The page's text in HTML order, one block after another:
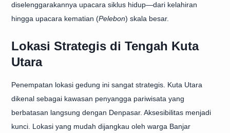
diselenggarakannya upacara siklus hidup—dari kelahiran
hingga upacara kematian (Pelebon) skala besar.
Lokasi Strategis di Tengah Kuta
Utara
Penempatan lokasi gedung ini sangat strategis. Kuta Utara
dikenal sebagai kawasan penyangga pariwisata yang
berbatasan langsung dengan Denpasar. Aksesibilitas menjadi
kunci. Lokasi yang mudah dijangkau oleh warga Banjar